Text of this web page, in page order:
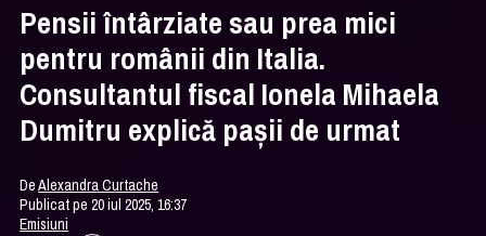
Pensii întârziate sau prea mici
pentru românii din Italia.
Consultantul fiscal Ionela Mihaela
Dumitru explică pașii de urmat
DeAlexandra Curtache
Publicat pe 20 iul 2025, 16:37
Emisiuni